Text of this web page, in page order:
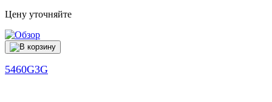
Цену уточняйте
5460G3G